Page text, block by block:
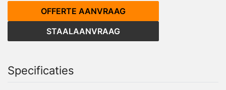
OFFERTE AANVRAAG
STAALAANVRAAG
Specificaties